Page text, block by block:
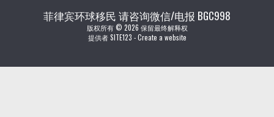
菲律宾环球移民 请咨询微信/电报 BGC998
版权所有 © 2026 保留最终解释权
提供者SITE123 -Create a website